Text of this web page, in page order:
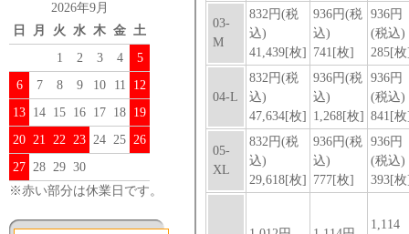
2026年9月
日
月 火 水 木 金 土
1
2 3 4
5
6
7 8 9 10 11
12
13 14 15 16 17 18 19
20 21 22 23 24 25 26
27 28 29 30
※赤い部分は休業日です。